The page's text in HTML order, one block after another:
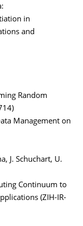
in
and
Random
Management on
J. Schuchart, U.
Continuum to
(ZIH-IR-